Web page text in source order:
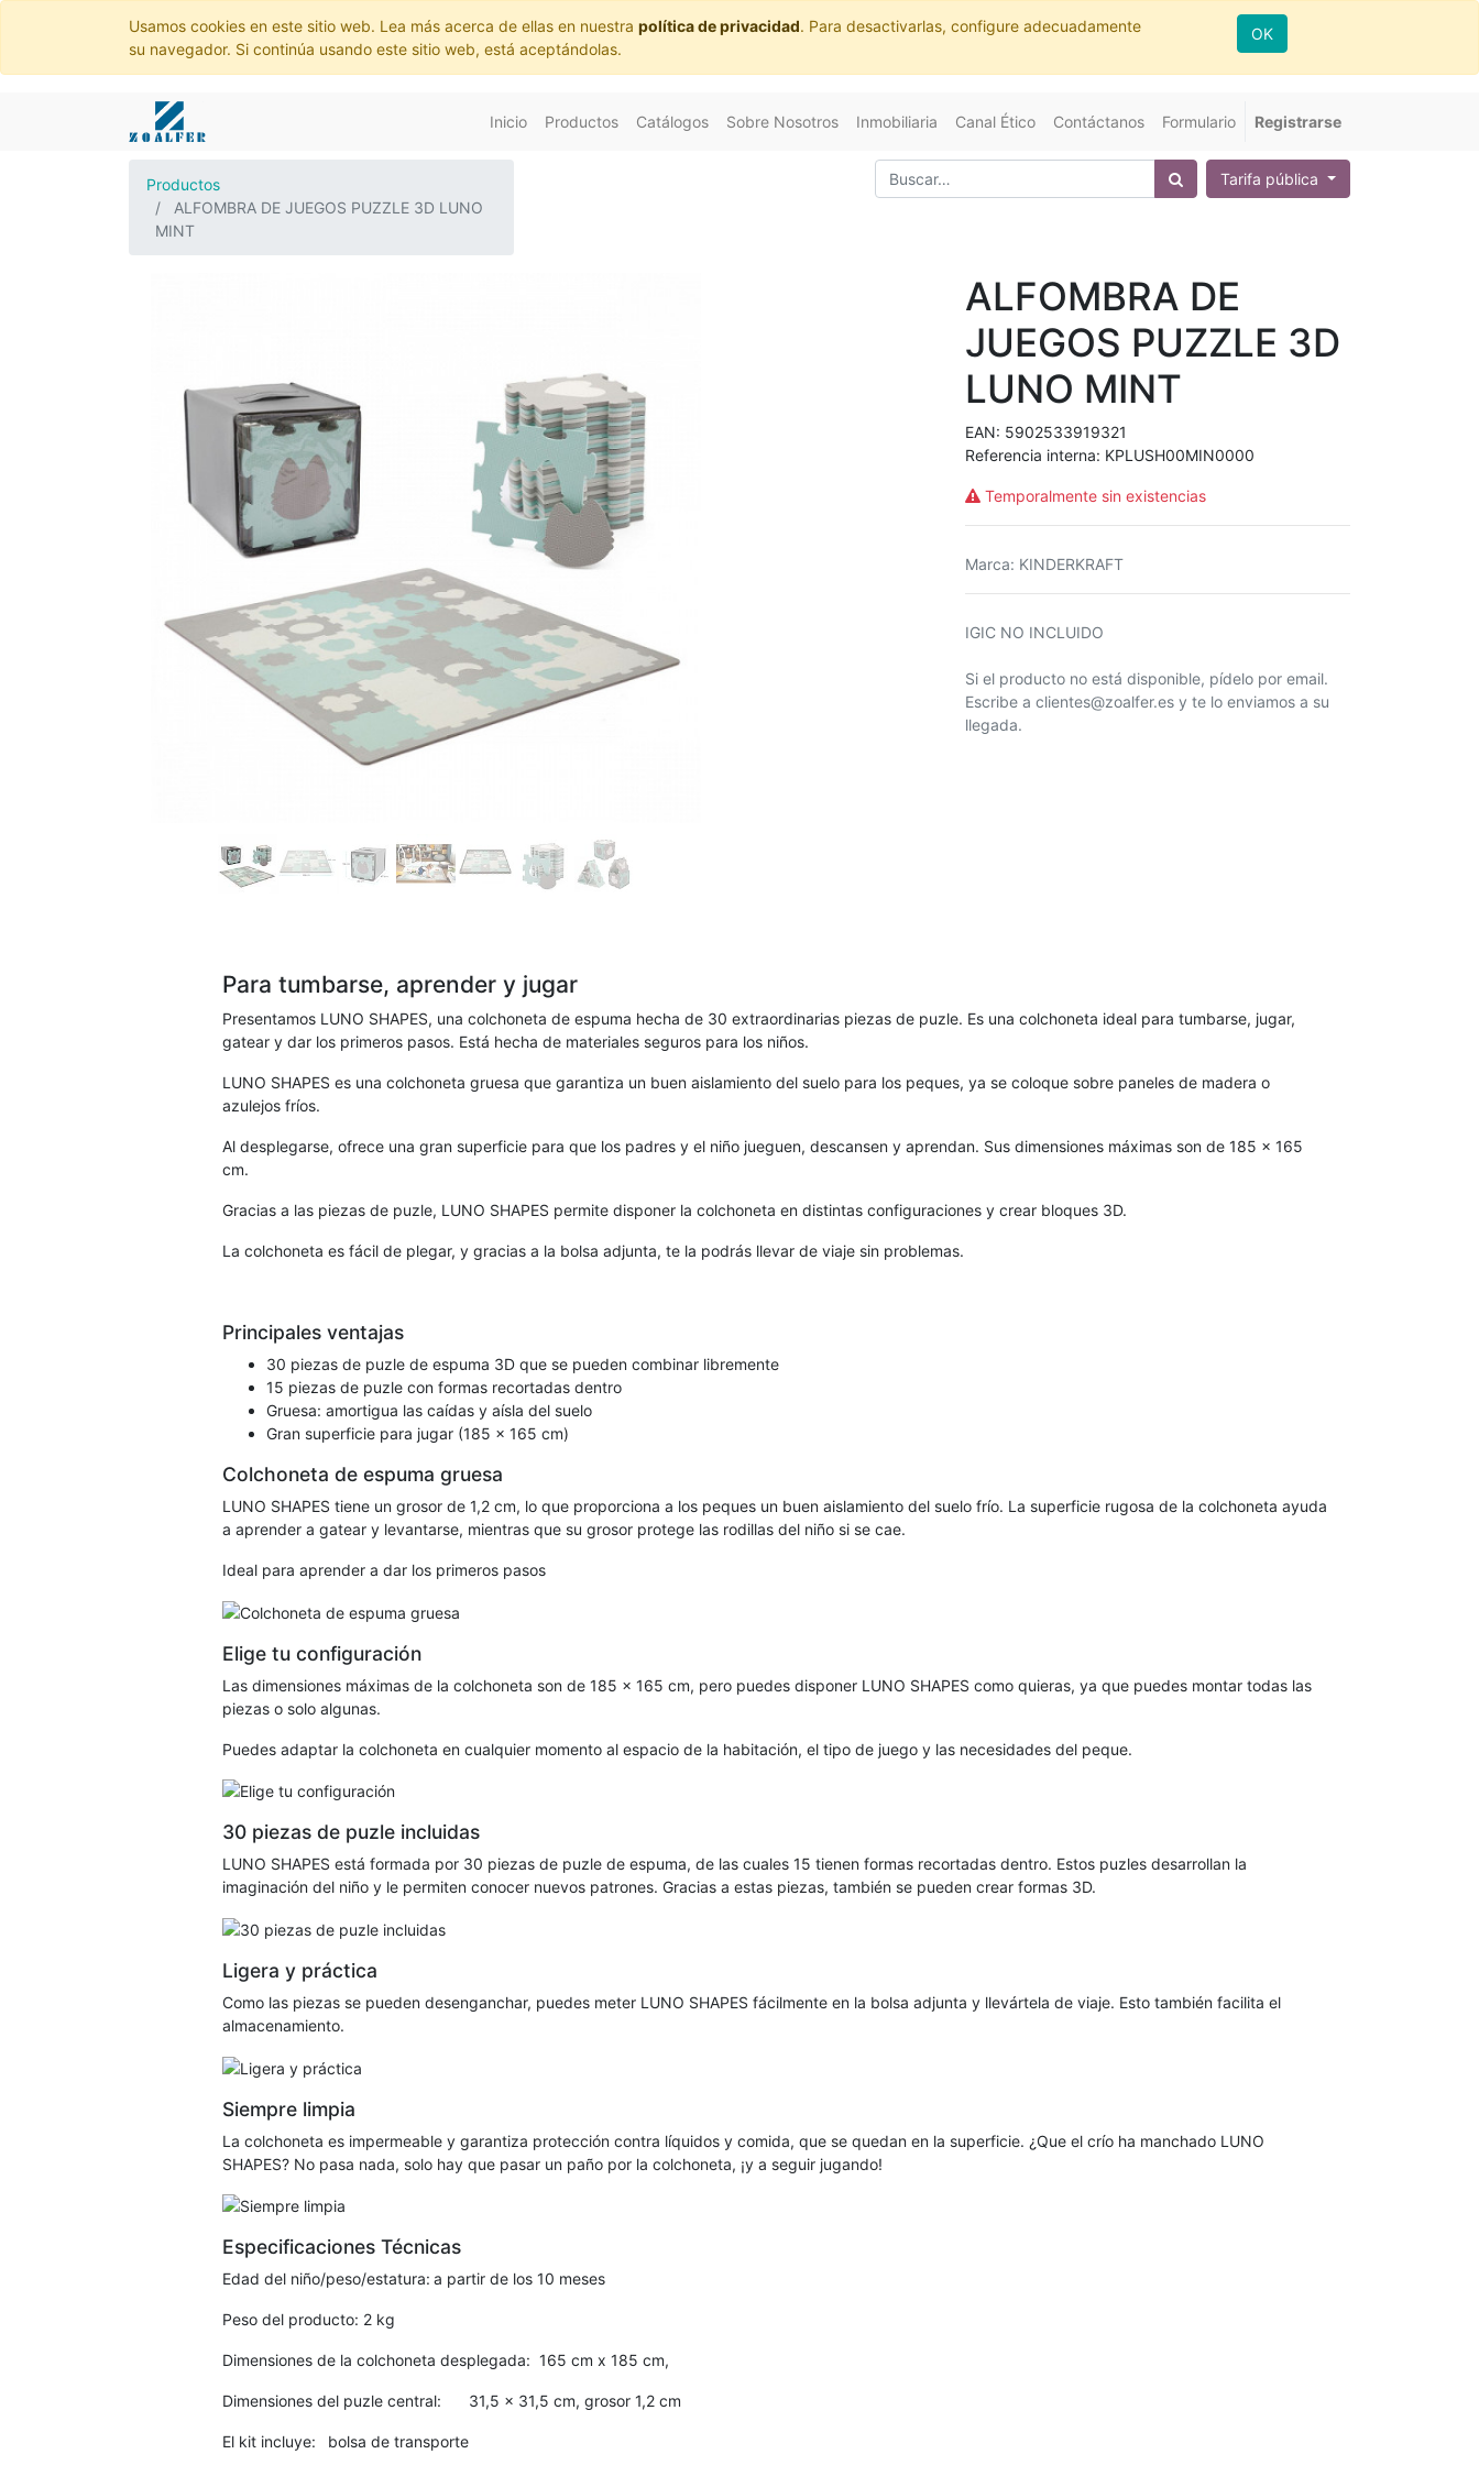
Usamos cookies en este sitio web. Lea más acerca de ellas en nuestra política de privacidad. Para desactivarlas, configure adecuadamente
su navegador. Si continúa usando este sitio web, está aceptándolas.
OK
Inicio Productos Catálogos Sobre Nosotros Inmobiliaria Canal Ético Contáctanos Formulario Registrarse
Productos
ALFOMBRA DE JUEGOS PUZZLE 3D LUNO
MINT
Tarifa pública
ALFOMBRA DE
JUEGOS PUZZLE 3D
LUNO MINT
EAN: 5902533919321
Referencia interna: KPLUSH00MIN0000
Temporalmente sin existencias
Marca: KINDERKRAFT
IGIC NO INCLUIDO
Si el producto no está disponible, pídelo por email.
Escribe a clientes@zoalfer.es y te lo enviamos a su
llegada.
Para tumbarse, aprender y jugar
Presentamos LUNO SHAPES, una colchoneta de espuma hecha de 30 extraordinarias piezas de puzle. Es una colchoneta ideal para tumbarse, jugar,
gatear y dar los primeros pasos. Está hecha de materiales seguros para los niños.
LUNO SHAPES es una colchoneta gruesa que garantiza un buen aislamiento del suelo para los peques, ya se coloque sobre paneles de madera o
azulejos fríos.
Al desplegarse, ofrece una gran superficie para que los padres y el niño jueguen, descansen y aprendan. Sus dimensiones máximas son de 185 x 165
cm.
Gracias a las piezas de puzle, LUNO SHAPES permite disponer la colchoneta en distintas configuraciones y crear bloques 3D.
La colchoneta es fácil de plegar, y gracias a la bolsa adjunta, te la podrás llevar de viaje sin problemas.
Principales ventajas
30 piezas de puzle de espuma 3D que se pueden combinar libremente
15 piezas de puzle con formas recortadas dentro
Gruesa: amortigua las caídas y aísla del suelo
Gran superficie para jugar (185 x 165 cm)
Colchoneta de espuma gruesa
LUNO SHAPES tiene un grosor de 1,2 cm, lo que proporciona a los peques un buen aislamiento del suelo frío. La superficie rugosa de la colchoneta ayuda
a aprender a gatear y levantarse, mientras que su grosor protege las rodillas del niño si se cae.
Ideal para aprender a dar los primeros pasos
Elige tu configuración
Las dimensiones máximas de la colchoneta son de 185 x 165 cm, pero puedes disponer LUNO SHAPES como quieras, ya que puedes montar todas las
piezas o solo algunas.
Puedes adaptar la colchoneta en cualquier momento al espacio de la habitación, el tipo de juego y las necesidades del peque.
30 piezas de puzle incluidas
LUNO SHAPES está formada por 30 piezas de puzle de espuma, de las cuales 15 tienen formas recortadas dentro. Estos puzles desarrollan la
imaginación del niño y le permiten conocer nuevos patrones. Gracias a estas piezas, también se pueden crear formas 3D.
Ligera y práctica
Como las piezas se pueden desenganchar, puedes meter LUNO SHAPES fácilmente en la bolsa adjunta y llevártela de viaje. Esto también facilita el
almacenamiento.
Siempre limpia
La colchoneta es impermeable y garantiza protección contra líquidos y comida, que se quedan en la superficie. ¿Que el crío ha manchado LUNO
SHAPES? No pasa nada, solo hay que pasar un paño por la colchoneta, ¡y a seguir jugando!
Especificaciones Técnicas
Edad del niño/peso/estatura: a partir de los 10 meses
Peso del producto: 2 kg
Dimensiones de la colchoneta desplegada: 165 cm x 185 cm,
Dimensiones del puzle central: 31,5 x 31,5 cm, grosor 1,2 cm
El kit incluye: bolsa de transporte